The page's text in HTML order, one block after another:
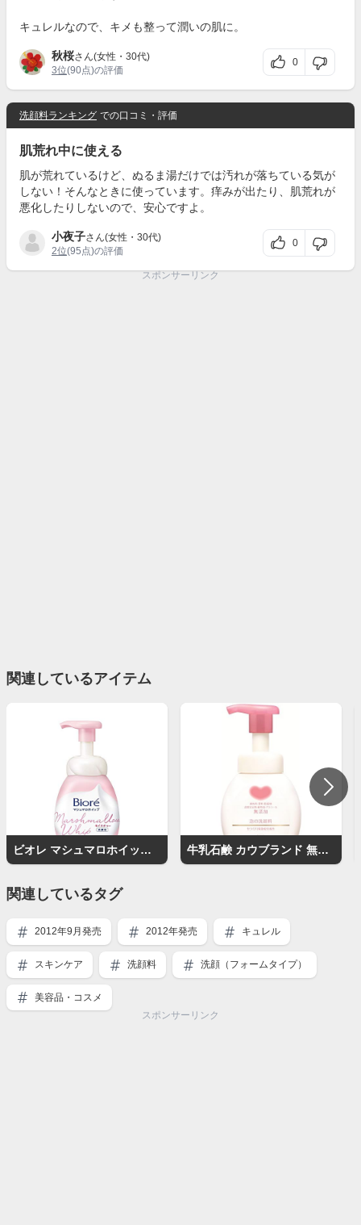
キュレルなので、キメも整って潤いの肌に。
秋桜さん(女性・30代)
3位(90点)の評価
0
洗顔料ランキング での口コミ・評価
肌荒れ中に使える
肌が荒れているけど、ぬるま湯だけでは汚れが落ちている気が
しない！そんなときに使っています。痒みが出たり、肌荒れが
悪化したりしないので、安心ですよ。
小夜子さん(女性・30代)
2位(95点)の評価
0
スポンサーリンク
関連しているアイテム
ビオレ マシュマロホイップ モイスチャー 牛乳石鹸 カウブランド 無添加泡の洗顔料
関連しているタグ
2012年9月発売 2012年発売 キュレル
スキンケア 洗顔料 洗顔（フォームタイプ）
美容品・コスメ
スポンサーリンク